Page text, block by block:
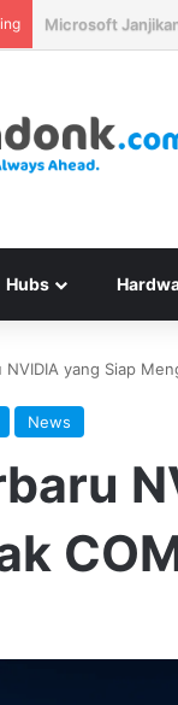
Seagate
Hubs
NVIDIA yang Siap
News